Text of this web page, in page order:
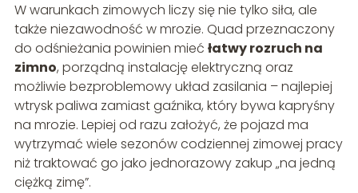
W warunkach zimowych liczy się nie tylko siła, ale
także niezawodność w mrozie. Quad przeznaczony
do odśnieżania powinien mieć łatwy rozruch na
zimno, porządną instalację elektryczną oraz
możliwie bezproblemowy układ zasilania – najlepiej
wtrysk paliwa zamiast gaźnika, który bywa kapryśny
na mrozie. Lepiej od razu założyć, że pojazd ma
wytrzymać wiele sezonów codziennej zimowej pracy
niż traktować go jako jednorazowy zakup „na jedną
ciężką zimę”.